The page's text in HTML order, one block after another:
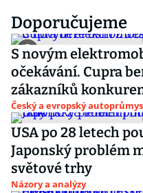
Doporučujeme
S novým
očekávání. Cupra
zákazníků
Český a evropský
USA po 28 letech
Japonský problém
světové trhy
Názory a analýzy